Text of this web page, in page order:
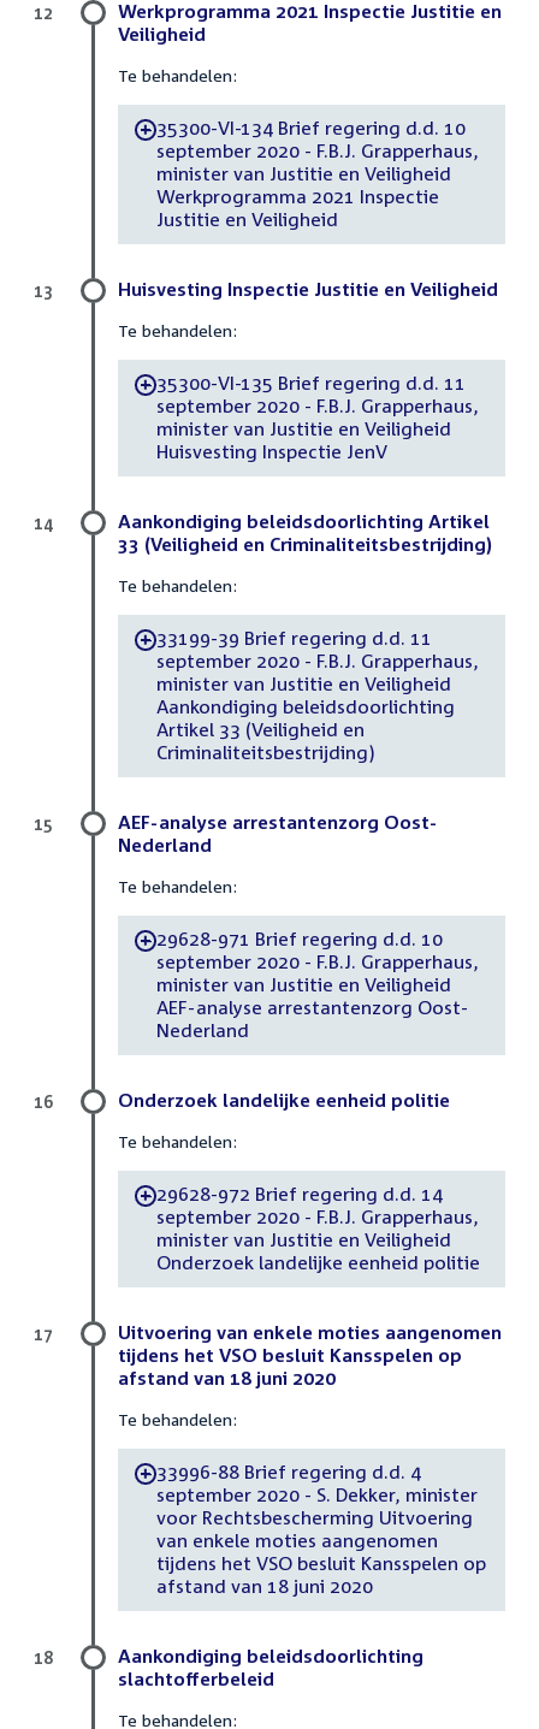
Werkprogramma 2021 Inspectie Justitie en
Veiligheid
Te behandelen:
-35300-VI-134 Brief regering d.d. 10
september 2020 - F.B.J. Grapperhaus,
minister van Justitie en Veiligheid
Werkprogramma 2021 Inspectie
Justitie en Veiligheid
12
Huisvesting Inspectie Justitie en Veiligheid
Te behandelen:
-35300-VI-135 Brief regering d.d. 11
september 2020 - F.B.J. Grapperhaus,
minister van Justitie en Veiligheid
Huisvesting Inspectie JenV
13
Aankondiging beleidsdoorlichting Artikel
33 (Veiligheid en Criminaliteitsbestrijding)
Te behandelen:
-33199-39 Brief regering d.d. 11
september 2020 - F.B.J. Grapperhaus,
minister van Justitie en Veiligheid
Aankondiging beleidsdoorlichting
Artikel 33 (Veiligheid en
Criminaliteitsbestrijding)
14
AEF-analyse arrestantenzorg Oost-
Nederland
Te behandelen:
-29628-971 Brief regering d.d. 10
september 2020 - F.B.J. Grapperhaus,
minister van Justitie en Veiligheid
AEF-analyse arrestantenzorg Oost-
Nederland
15
Onderzoek landelijke eenheid politie
Te behandelen:
-29628-972 Brief regering d.d. 14
september 2020 - F.B.J. Grapperhaus,
minister van Justitie en Veiligheid
Onderzoek landelijke eenheid politie
16
Uitvoering van enkele moties aangenomen
tijdens het VSO besluit Kansspelen op
afstand van 18 juni 2020
Te behandelen:
-33996-88 Brief regering d.d. 4
september 2020 - S. Dekker, minister
voor Rechtsbescherming Uitvoering
van enkele moties aangenomen
tijdens het VSO besluit Kansspelen op
afstand van 18 juni 2020
17
Aankondiging beleidsdoorlichting
slachtofferbeleid
Te behandelen:
18